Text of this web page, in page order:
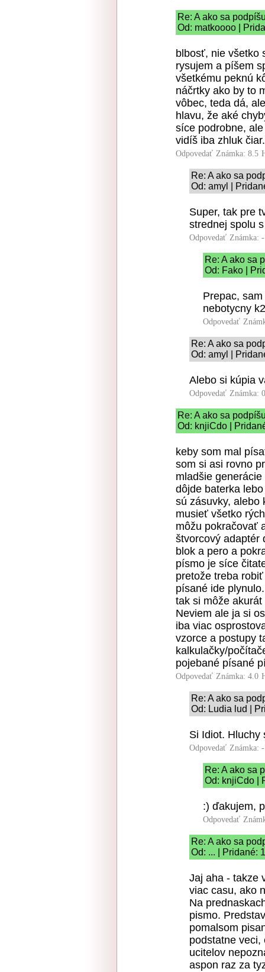
Re: A ako sa
Od: matkoooo |
blbosť, nie všetko
rysujem a píšem
všetkému peknú
náčrtky ako by to
vôbec, teda dá,
hlavu, že aké
síce podrobne,
vidíš iba zhluk
Odpovedať Známka: 8.5
Re: A ako sa
Od: amyl |
Super, tak pre
strednej spolu
Odpovedať Známka:
Re: A ako sa
Od: Fako |
Prepac,
nebotycny
Odpovedať
Re: A ako sa
Od: amyl |
Alebo si kúpia
Odpovedať Známka:
Re: A ako sa
Od: knjiCdo |
keby som mal
som si asi rovno
mladšie
dôjde baterka
sú zásuvky, alebo
musieť všetko
môžu pokračovať
štvorcový adaptér
blok a pero a
písmo je síce
pretože treba
písané ide
tak si môže
Neviem ale ja si
iba viac
vzorce a postupy
kalkulačky/
pojebané písané
Odpovedať Známka: 4.0
Re: A ako sa
Od: Ludia lud |
Si Idiot. Hluchy
Odpovedať Známka:
Re: A ako sa
Od: knjiCdo |
:) ďakujem,
Odpovedať
Re: A ako sa
Od: ... | Pridané:
Jaj aha - takze
viac casu, ako
Na
pismo.
pomalsom
podstatne veci,
ucitelov
aspon raz za